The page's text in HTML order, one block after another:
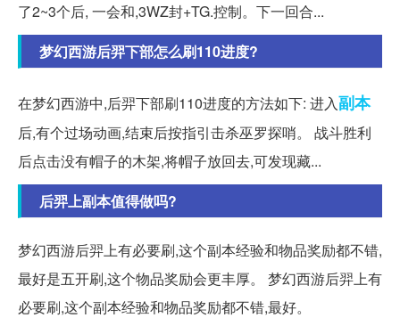
了2~3个后, 一会和,3WZ封+TG.控制。下一回合...
梦幻西游后羿下部怎么刷110进度?
在梦幻西游中,后羿下部刷110进度的方法如下: 进入副本
后,有个过场动画,结束后按指引击杀巫罗探哨。 战斗胜利
后点击没有帽子的木架,将帽子放回去,可发现藏...
后羿上副本值得做吗?
梦幻西游后羿上有必要刷,这个副本经验和物品奖励都不错,
最好是五开刷,这个物品奖励会更丰厚。 梦幻西游后羿上有
必要刷,这个副本经验和物品奖励都不错,最好。